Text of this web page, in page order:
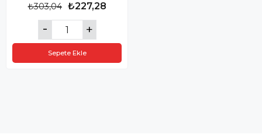
₺227,28
₺303,04
Sepete Ekle